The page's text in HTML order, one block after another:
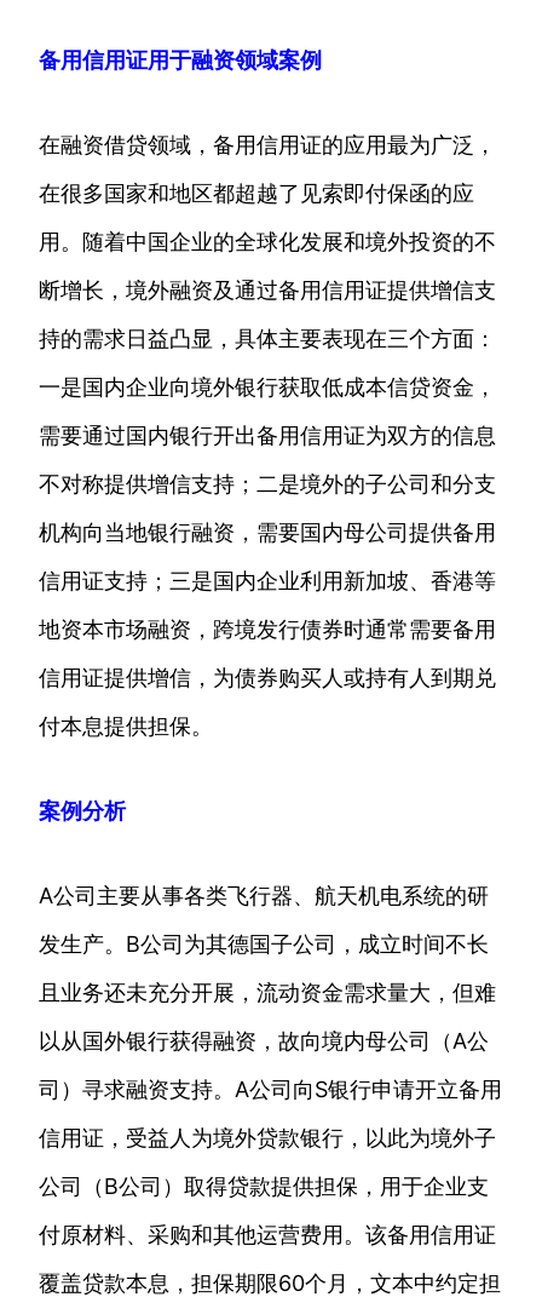
备用信用证用于融资领域案例
在融资借贷领域，备用信用证的应用最为广泛，
在很多国家和地区都超越了见索即付保函的应
用。随着中国企业的全球化发展和境外投资的不
断增长，境外融资及通过备用信用证提供增信支
持的需求日益凸显，具体主要表现在三个方面：
一是国内企业向境外银行获取低成本信贷资金，
需要通过国内银行开出备用信用证为双方的信息
不对称提供增信支持；二是境外的子公司和分支
机构向当地银行融资，需要国内母公司提供备用
信用证支持；三是国内企业利用新加坡、香港等
地资本市场融资，跨境发行债券时通常需要备用
信用证提供增信，为债券购买人或持有人到期兑
付本息提供担保。
案例分析
A公司主要从事各类飞行器、航天机电系统的研
发生产。B公司为其德国子公司，成立时间不长
且业务还未充分开展，流动资金需求量大，但难
以从国外银行获得融资，故向境内母公司（A公
司）寻求融资支持。A公司向S银行申请开立备用
信用证，受益人为境外贷款银行，以此为境外子
公司（B公司）取得贷款提供担保，用于企业支
付原材料、采购和其他运营费用。该备用信用证
覆盖贷款本息，担保期限60个月，文本中约定担